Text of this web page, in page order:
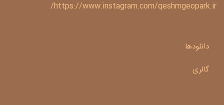
https://www.instagram.com/qeshmgeopark.ir/
دانلودها
گالری